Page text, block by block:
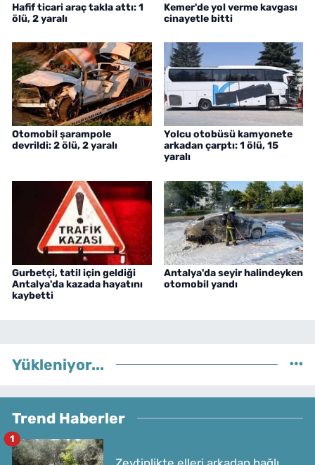
Hafif ticari araç takla attı: 1
ölü, 2 yaralı
Kemer'de yol verme kavgası
cinayetle bitti
Otomobil şarampole
devrildi: 2 ölü, 2 yaralı
Yolcu otobüsü kamyonete
arkadan çarptı: 1 ölü, 15
yaralı
Gurbetçi, tatil için geldiği
Antalya'da kazada hayatını
kaybetti
Antalya'da seyir halindeyken
otomobil yandı
Yükleniyor...
Trend Haberler
1